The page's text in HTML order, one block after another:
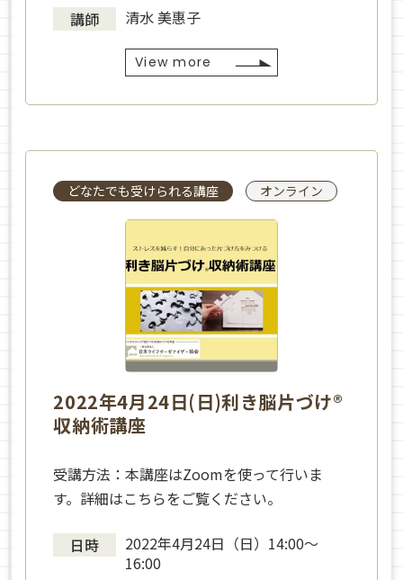
講師
清水 美惠子
View more
どなたでも受けられる講座 オンライン
2022年4月24日(日)利き脳片づけ®
収納術講座
受講方法：本講座はZoomを使って行いま
す。詳細はこちらをご覧ください。
日時
2022年4月24日（日）14:00～
16:00